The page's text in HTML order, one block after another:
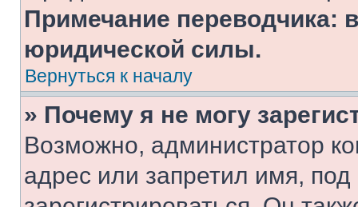
Примечание переводчика:
юридической силы.
Вернуться к началу
» Почему я не могу
Возможно, администратор
адрес или запретил имя,